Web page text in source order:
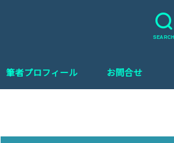
SEARCH
筆者プロフィール お問合せ